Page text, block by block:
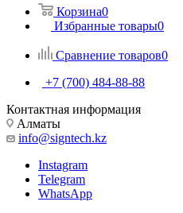
Корзина0
Избранные товары0
Сравнение товаров0
+7 (700) 484-88-88
Контактная информация
Алматы
info@signtech.kz
Instagram
Telegram
WhatsApp